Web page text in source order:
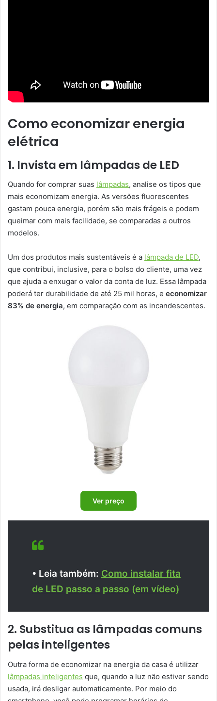
Como economizar energia
elétrica
1. Invista em lâmpadas de LED
Quando for comprar suas lâmpadas, analise os tipos que
mais economizam energia. As versões fluorescentes
gastam pouca energia, porém são mais frágeis e podem
queimar com mais facilidade, se comparadas a outros
modelos.
Um dos produtos mais sustentáveis é a lâmpada de LED,
que contribui, inclusive, para o bolso do cliente, uma vez
que ajuda a enxugar o valor da conta de luz. Essa lâmpada
poderá ter durabilidade de até 25 mil horas, e economizar
83% de energia, em comparação com as incandescentes.
Ver preço
• Leia também: Como instalar fita
de LED passo a passo (em vídeo)
2. Substitua as lâmpadas comuns
pelas inteligentes
Outra forma de economizar na energia da casa é utilizar
lâmpadas inteligentes que, quando a luz não estiver sendo
usada, irá desligar automaticamente. Por meio do